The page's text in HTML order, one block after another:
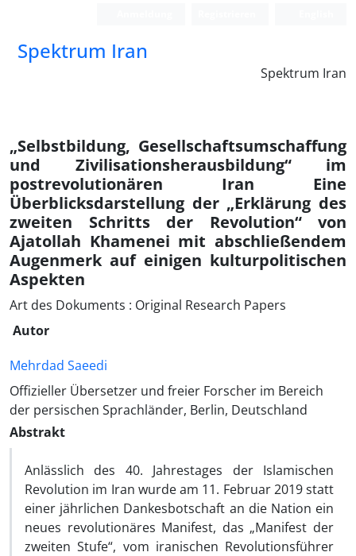
Spektrum Iran
Spektrum Iran
„Selbstbildung, Gesellschaftsumschaffung
und Zivilisationsherausbildung“ im
postrevolutionären Iran Eine
Überblicksdarstellung der „Erklärung des
zweiten Schritts der Revolution“ von
Ajatollah Khamenei mit abschließendem
Augenmerk auf einigen kulturpolitischen
Aspekten
Art des Dokuments : Original Research Papers
Autor
Mehrdad Saeedi
Offizieller Übersetzer und freier Forscher im Bereich
der persischen Sprachländer, Berlin, Deutschland
Abstrakt
Anlässlich des 40. Jahrestages der Islamischen
Revolution im Iran wurde am 11. Februar 2019 statt
einer jährlichen Dankesbotschaft an die Nation ein
neues revolutionäres Manifest, das „Manifest der
zweiten Stufe“, vom iranischen Revolutionsführer